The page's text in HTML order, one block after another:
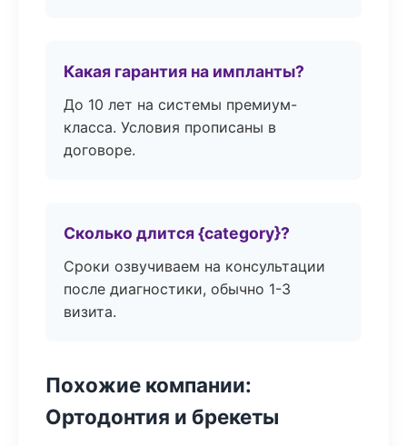
Какая гарантия на импланты?
До 10 лет на системы премиум-
класса. Условия прописаны в
договоре.
Сколько длится {category}?
Сроки озвучиваем на консультации
после диагностики, обычно 1-3
визита.
Похожие компании:
Ортодонтия и брекеты